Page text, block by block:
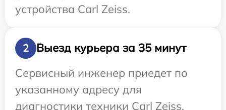
устройства Carl Zeiss.
2
Выезд курьера за 35 минут
Сервисный инженер приедет по
указанному адресу для
диагностики техники Carl Zeiss.